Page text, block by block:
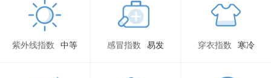
紫外线指数 中等 感冒指数 易发 穿衣指数 寒冷